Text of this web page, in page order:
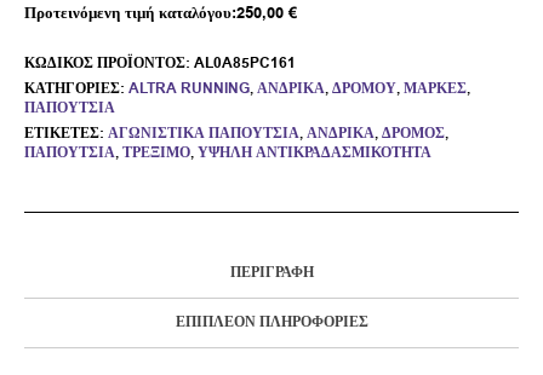
Προτεινόμενη τιμή καταλόγου:250,00€
ΚΩΔΙΚΌΣ ΠΡΟΪΌΝΤΟΣ: AL0A85PC161
ΚΑΤΗΓΟΡΊΕΣ: ALTRA RUNNING,ΑΝΔΡΙΚΆ,ΔΡΌΜΟΥ,ΜΆΡΚΕΣ,
ΠΑΠΟΎΤΣΙΑ
ΕΤΙΚΈΤΕΣ: ΑΓΩΝΙΣΤΙΚΆ ΠΑΠΟΎΤΣΙΑ,ΑΝΔΡΙΚΆ,ΔΡΌΜΟΣ,
ΠΑΠΟΎΤΣΙΑ,ΤΡΈΞΙΜΟ,ΥΨΗΛΉ ΑΝΤΙΚΡΑΔΑΣΜΙΚΌΤΗΤΑ
ΠΕΡΙΓΡΑΦΉ
ΕΠΙΠΛΈΟΝ ΠΛΗΡΟΦΟΡΊΕΣ